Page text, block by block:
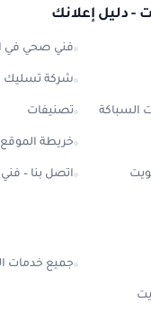
- دليل إعلانك
فني صحي في
شركة تسليك
السباكة تصنيفات
خريطة الموقع
اتصل بنا –
جميع خدمات